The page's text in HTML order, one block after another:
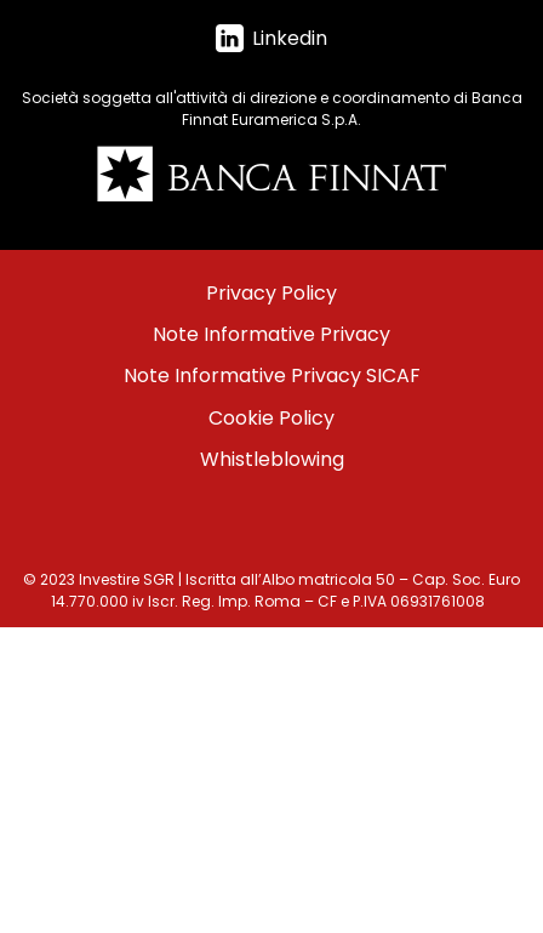
Linkedin
Società soggetta all'attività di direzione e coordinamento di Banca
Finnat Euramerica S.p.A.
Menu
footer
bottom
Privacy Policy
Note Informative Privacy
Note Informative Privacy SICAF
Cookie Policy
Whistleblowing
© 2023 Investire SGR | Iscritta all’Albo matricola 50 – Cap. Soc. Euro
14.770.000 iv Iscr. Reg. Imp. Roma – CF e P.IVA 06931761008